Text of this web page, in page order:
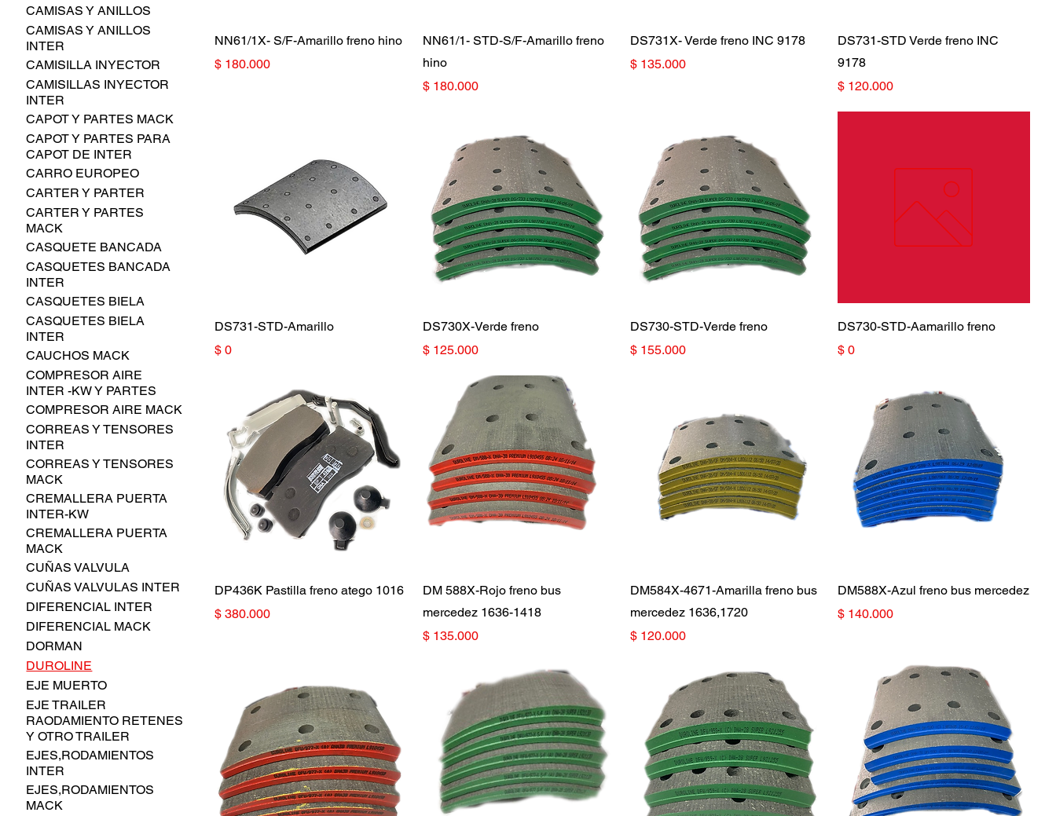
CAMISAS Y ANILLOS
CAMISAS Y ANILLOS
INTER
CAMISILLA INYECTOR
CAMISILLAS INYECTOR
INTER
CAPOT Y PARTES MACK
CAPOT Y PARTES PARA
CAPOT DE INTER
CARRO EUROPEO
CARTER Y PARTER
CARTER Y PARTES
MACK
CASQUETE BANCADA
CASQUETES BANCADA
INTER
CASQUETES BIELA
CASQUETES BIELA
INTER
CAUCHOS MACK
COMPRESOR AIRE
INTER -KW Y PARTES
COMPRESOR AIRE MACK
CORREAS Y TENSORES
INTER
CORREAS Y TENSORES
MACK
CREMALLERA PUERTA
INTER-KW
CREMALLERA PUERTA
MACK
CUÑAS VALVULA
CUÑAS VALVULAS INTER
DIFERENCIAL INTER
DIFERENCIAL MACK
DORMAN
DUROLINE
EJE MUERTO
EJE TRAILER
RAODAMIENTO RETENES
Y OTRO TRAILER
EJES,RODAMIENTOS
INTER
EJES,RODAMIENTOS
MACK
NN61/1X- S/F-Amarillo freno hino
Precio
$ 180.000
NN61/1- STD-S/F-Amarillo freno
hino
Precio
$ 180.000
DS731X- Verde freno INC 9178
Precio
$ 135.000
DS731-STD Verde freno INC
9178
Precio
$ 120.000
DS731-STD-Amarillo
Precio
$ 0
DS730X-Verde freno
Precio
$ 125.000
DS730-STD-Verde freno
Precio
$ 155.000
DS730-STD-Aamarillo freno
Precio
$ 0
DP436K Pastilla freno atego 1016
Precio
$ 380.000
DM 588X-Rojo freno bus
mercedez 1636-1418
Precio
$ 135.000
DM584X-4671-Amarilla freno bus
mercedez 1636,1720
Precio
$ 120.000
DM588X-Azul freno bus mercedez
Precio
$ 140.000